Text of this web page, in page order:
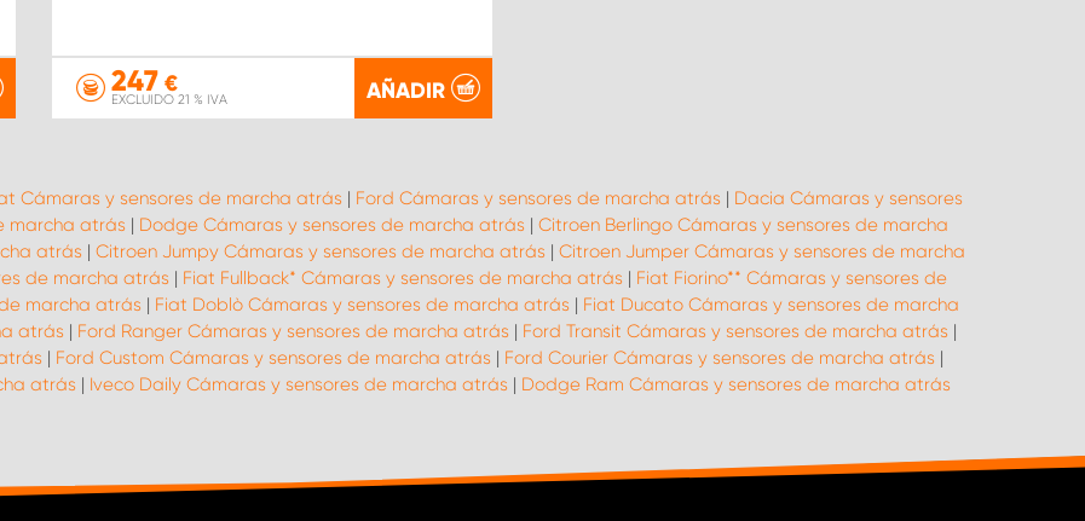
247€
EXCLUIDO 21 % IVA AÑADIR
Cámaras y sensores de marcha atrás | Ford Cámaras y sensores de marcha atrás | Dacia Cámaras y sensores
marcha atrás | Dodge Cámaras y sensores de marcha atrás | Citroen Berlingo Cámaras y sensores de marcha
atrás | Citroen Jumpy Cámaras y sensores de marcha atrás | Citroen Jumper Cámaras y sensores de marcha
de marcha atrás | Fiat Fullback* Cámaras y sensores de marcha atrás | Fiat Fiorino** Cámaras y sensores de
marcha atrás | Fiat Doblò Cámaras y sensores de marcha atrás | Fiat Ducato Cámaras y sensores de marcha
atrás | Ford Ranger Cámaras y sensores de marcha atrás | Ford Transit Cámaras y sensores de marcha atrás |
| Ford Custom Cámaras y sensores de marcha atrás | Ford Courier Cámaras y sensores de marcha atrás |
atrás | Iveco Daily Cámaras y sensores de marcha atrás | Dodge Ram Cámaras y sensores de marcha atrás